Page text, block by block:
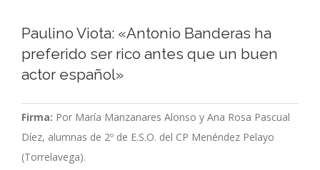
Paulino Viota: «Antonio Banderas ha
preferido ser rico antes que un buen
actor español»
Firma: Por María Manzanares Alonso y Ana Rosa Pascual
Díez, alumnas de 2º de E.S.O. del CP Menéndez Pelayo
(Torrelavega).